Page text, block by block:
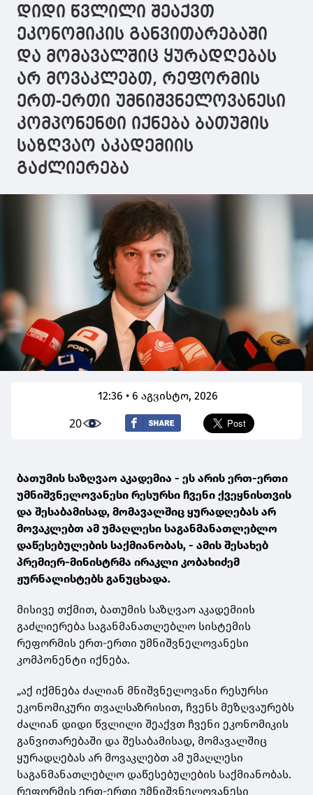
მართვის
სახელმწიფო
პროგრამაში
დანერგავს
ეკონომიკური
ურთიერთობები
ცენტრალური
აზიის ქვეყნებთან
მძიმე
დიდი წვლილი შეაქვთ
ეკონომიკის განვითარებაში
და მომავალშიც ყურადღებას
არ მოვაკლებთ, რეფორმის
ერთ-ერთი უმნიშვნელოვანესი
კომპონენტი იქნება ბათუმის
საზღვაო აკადემიის
გაძლიერება
12:36 • 6 აგვისტო, 2026
20
ბათუმის საზღვაო აკადემია - ეს არის ერთ-ერთი
უმნიშვნელოვანესი რესურსი ჩვენი ქვეყნისთვის
და შესაბამისად, მომავალშიც ყურადღებას არ
მოვაკლებთ ამ უმაღლესი საგანმანათლებლო
დაწესებულების საქმიანობას, - ამის შესახებ
პრემიერ-მინისტრმა ირაკლი კობახიძემ
ჟურნალისტებს განუცხადა.
მისივე თქმით, ბათუმის საზღვაო აკადემიის
გაძლიერება საგანმანათლებლო სისტემის
რეფორმის ერთ-ერთი უმნიშვნელოვანესი
კომპონენტი იქნება.
„აქ იქმნება ძალიან მნიშვნელოვანი რესურსი
ეკონომიკური თვალსაზრისით, ჩვენს მეზღვაურებს
ძალიან დიდი წვლილი შეაქვთ ჩვენი ეკონომიკის
განვითარებაში და შესაბამისად, მომავალშიც
ყურადღებას არ მოვაკლებთ ამ უმაღლესი
საგანმანათლებლო დაწესებულების საქმიანობას.
რეფორმის ერთ-ერთი უმნიშვნელოვანესი